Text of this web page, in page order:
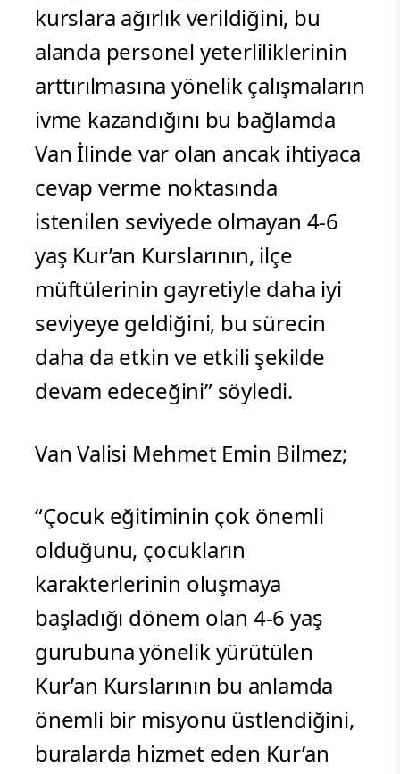
kurslara ağırlık verildiğini, bu
alanda personel yeterliliklerinin
arttırılmasına yönelik çalışmaların
ivme kazandığını bu bağlamda
Van İlinde var olan ancak ihtiyaca
cevap verme noktasında
istenilen seviyede olmayan 4-6
yaş Kur’an Kurslarının, ilçe
müftülerinin gayretiyle daha iyi
seviyeye geldiğini, bu sürecin
daha da etkin ve etkili şekilde
devam edeceğini” söyledi.
Van Valisi Mehmet Emin Bilmez;
“Çocuk eğitiminin çok önemli
olduğunu, çocukların
karakterlerinin oluşmaya
başladığı dönem olan 4-6 yaş
gurubuna yönelik yürütülen
Kur’an Kurslarının bu anlamda
önemli bir misyonu üstlendiğini,
buralarda hizmet eden Kur’an